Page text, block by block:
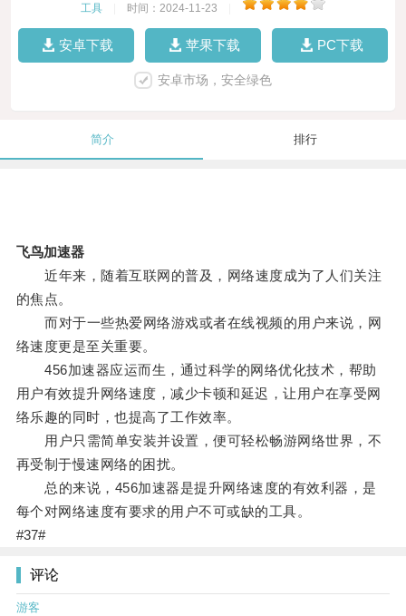
工具 时间：2024-11-23
安卓下载 苹果下载 PC下载
安卓市场，安全绿色
简介 排行
飞鸟加速器
近年来，随着互联网的普及，网络速度成为了人们关注
的焦点。
而对于一些热爱网络游戏或者在线视频的用户来说，网
络速度更是至关重要。
456加速器应运而生，通过科学的网络优化技术，帮助
用户有效提升网络速度，减少卡顿和延迟，让用户在享受网
络乐趣的同时，也提高了工作效率。
用户只需简单安装并设置，便可轻松畅游网络世界，不
再受制于慢速网络的困扰。
总的来说，456加速器是提升网络速度的有效利器，是
每个对网络速度有要求的用户不可或缺的工具。
#37#
评论
游客